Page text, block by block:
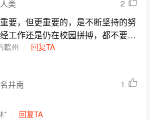
类 2
要，但更重要的，是不断坚持的努
工作还是仍在校园拼搏，都不要忘
想的勇气。把那一刻的勇气，变成
赣州 回复TA
井南 1
* 回复TA